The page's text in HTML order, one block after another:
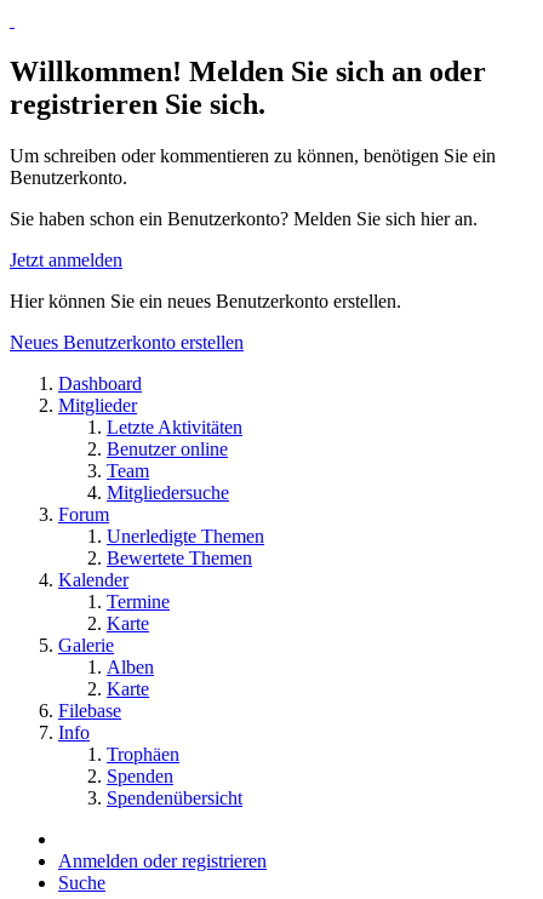
Willkommen! Melden Sie sich an oder
registrieren Sie sich.
Um schreiben oder kommentieren zu können, benötigen Sie ein
Benutzerkonto.
Sie haben schon ein Benutzerkonto? Melden Sie sich hier an.
Jetzt anmelden
Hier können Sie ein neues Benutzerkonto erstellen.
Neues Benutzerkonto erstellen
Dashboard
Mitglieder
Letzte Aktivitäten
Benutzer online
Team
Mitgliedersuche
Forum
Unerledigte Themen
Bewertete Themen
Kalender
Termine
Karte
Galerie
Alben
Karte
Filebase
Info
Trophäen
Spenden
Spendenübersicht
Anmelden oder registrieren
Suche